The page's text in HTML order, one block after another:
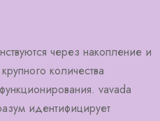
через накопление и
количества
vavada
идентифицирует